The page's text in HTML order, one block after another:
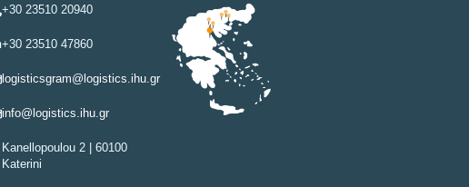
+30 23510 20940
+30 23510 47860
logisticsgram@logistics.ihu.gr
info@logistics.ihu.gr
Kanellopoulou 2 | 60100
Katerini